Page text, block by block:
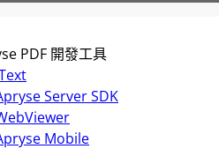
PDF 開發工具
Server SDK
Mobile